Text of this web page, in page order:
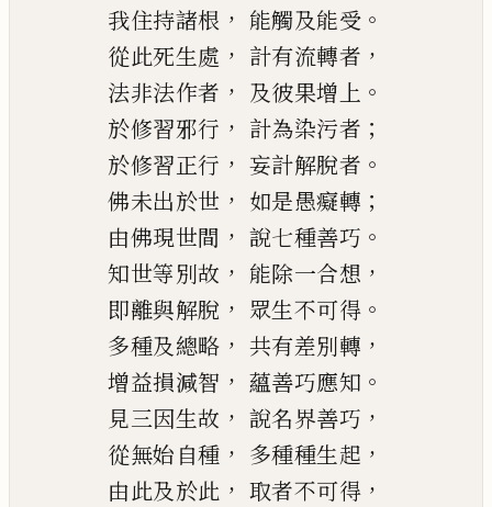
我住持諸根 ， 能觸及能受 。
從此死生處 ， 計有流轉者 ，
法非法作者 ， 及彼果增上 。
於修習邪行 ， 計為染污者 ；
於修習正行 ， 妄計解脫者 。
佛未出於世 ， 如是愚癡轉 ；
由佛現世間 ， 說七種善巧 。
知世等別故 ， 能除一合想 ，
即離與解脫 ， 眾生不可得 。
多種及總略 ， 共有差別轉 ，
增益損減智 ， 蘊善巧應知 。
見三因生故 ， 說名界善巧 ，
從無始自種 ， 多種種生起 ，
由此及於此 ， 取者不可得 ，